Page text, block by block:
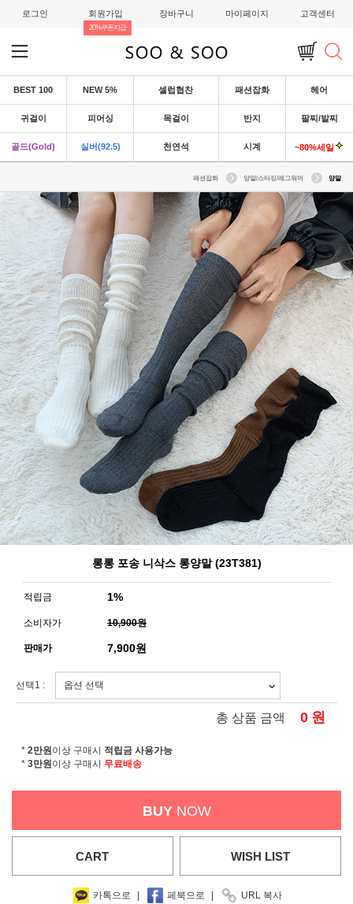
로그인 회원가입
20%쿠폰지급
장바구니 마이페이지 고객센터
BEST 100 NEW 5% 셀럽협찬 패션잡화 헤어
귀걸이 피어싱 목걸이 반지 팔찌/발찌
골드(Gold) 실버(92.5) 천연석 시계 ~80%세일
패션잡화 양말/스타킹/레그워머 양말
롱롱 포송 니삭스 롱양말 (23T381)
적립금 1%
소비자가 10,900원
판매가 7,900원
선택1 :
총 상품 금액 0 원
* 2만원이상 구매시 적립금 사용가능
* 3만원이상 구매시 무료배송
BUYNOW
CART WISH LIST
카톡으로 페북으로 URL 복사